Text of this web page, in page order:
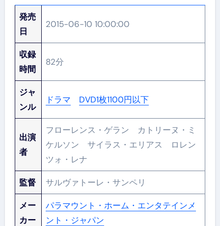
発売
日
2015-06-10 10:00:00
収録
時間
82分
ジャ
ンル
ドラマ DVD1枚1100円以下
出演
者
フローレンス・ゲラン カトリーヌ・ミ
ケルソン サイラス・エリアス ロレン
ツォ・レナ
監督 サルヴァトーレ・サンペリ
メー
カー
パラマウント・ホーム・エンタテインメ
ント・ジャパン